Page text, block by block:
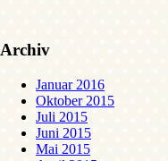
Archiv
Januar 2016
Oktober 2015
Juli 2015
Juni 2015
Mai 2015